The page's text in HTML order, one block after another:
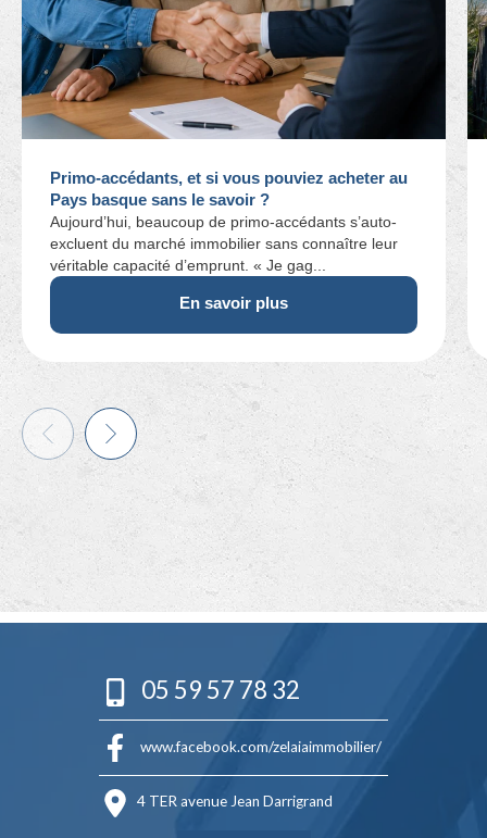
Primo-accédants, et si vous pouviez acheter au
Pays basque sans le savoir ?
Aujourd’hui, beaucoup de primo-accédants s’auto-
excluent du marché immobilier sans connaître leur
véritable capacité d’emprunt. « Je gag...
En savoir plus
05 59 57 78 32
www.facebook.com/zelaiaimmobilier/
4 TER avenue Jean Darrigrand